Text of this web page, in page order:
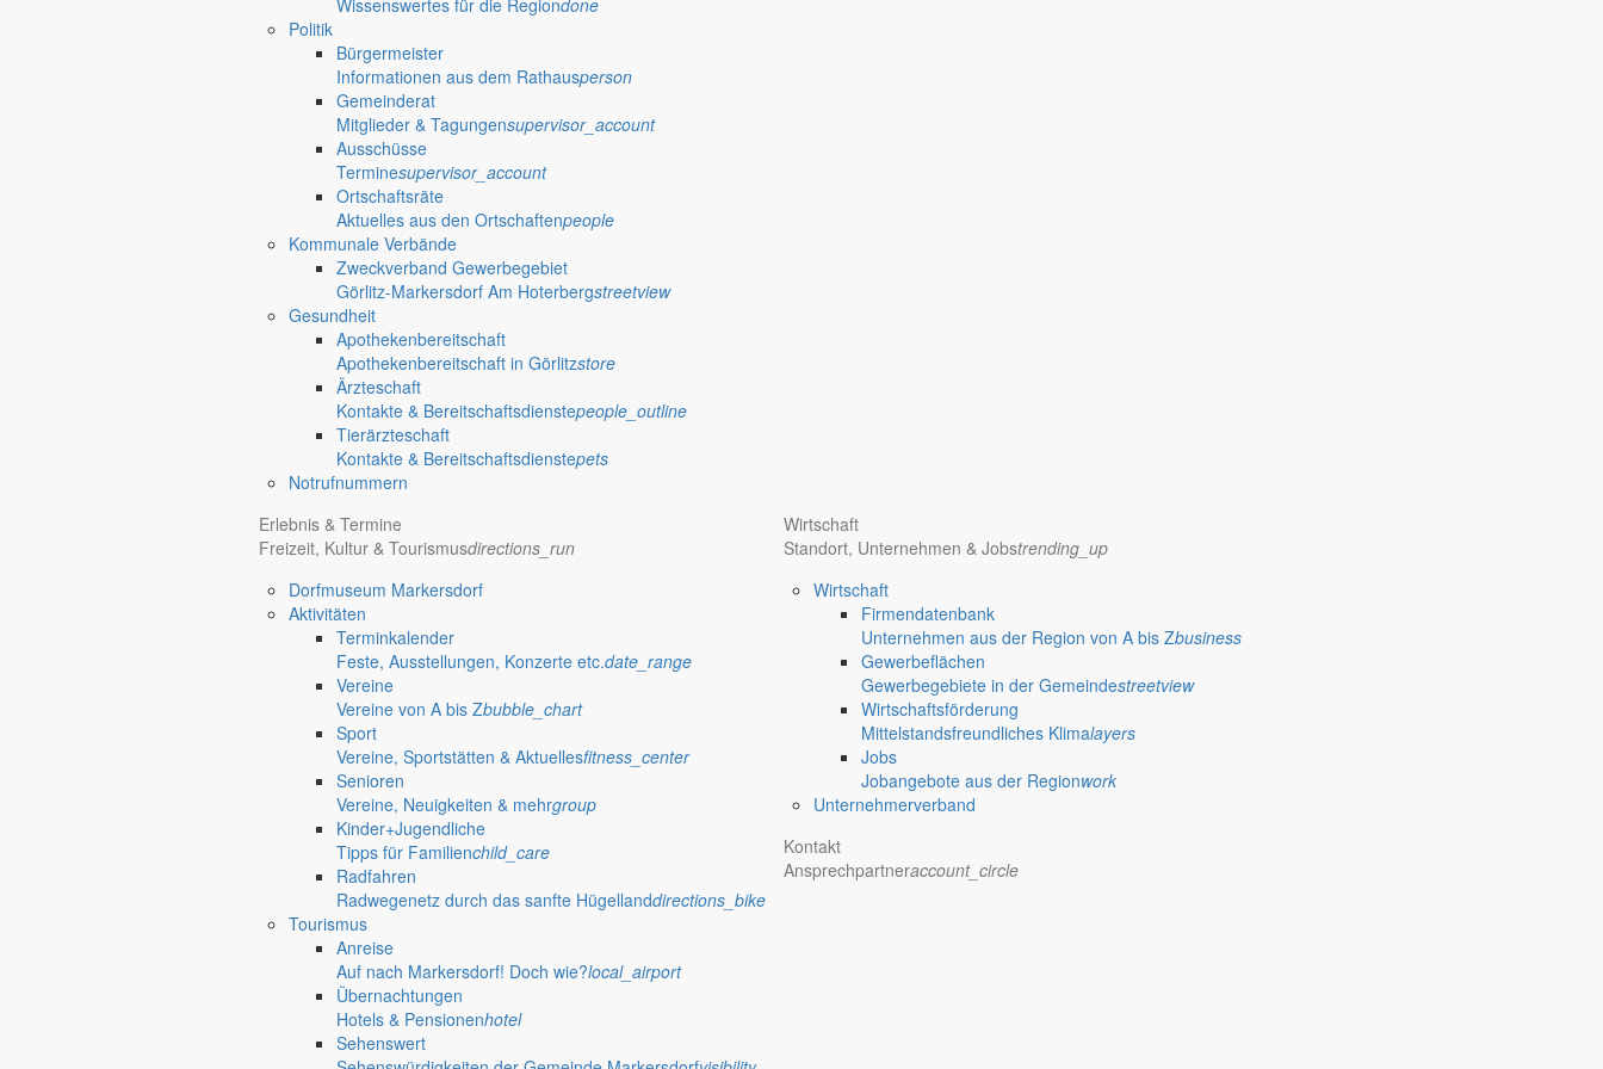
Wissenswertes für die Regiondone
Politik
Bürgermeister
Informationen aus dem Rathausperson
Gemeinderat
Mitglieder & Tagungensupervisor_account
Ausschüsse
Terminesupervisor_account
Ortschaftsräte
Aktuelles aus den Ortschaftenpeople
Kommunale Verbände
Zweckverband Gewerbegebiet
Görlitz-Markersdorf Am Hoterbergstreetview
Gesundheit
Apothekenbereitschaft
Apothekenbereitschaft in Görlitzstore
Ärzteschaft
Kontakte & Bereitschaftsdienstepeople_outline
Tierärzteschaft
Kontakte & Bereitschaftsdienstepets
Notrufnummern
Erlebnis & Termine
Freizeit, Kultur & Tourismusdirections_run
Dorfmuseum Markersdorf
Aktivitäten
Terminkalender
Feste, Ausstellungen, Konzerte etc.date_range
Vereine
Vereine von A bis Zbubble_chart
Sport
Vereine, Sportstätten & Aktuellesfitness_center
Senioren
Vereine, Neuigkeiten & mehrgroup
Kinder+Jugendliche
Tipps für Familienchild_care
Radfahren
Radwegenetz durch das sanfte Hügellanddirections_bike
Tourismus
Anreise
Auf nach Markersdorf! Doch wie?local_airport
Übernachtungen
Hotels & Pensionenhotel
Sehenswert
Wirtschaft
Standort, Unternehmen & Jobstrending_up
Wirtschaft
Firmendatenbank
Unternehmen aus der Region von A bis Zbusiness
Gewerbeflächen
Gewerbegebiete in der Gemeindestreetview
Wirtschaftsförderung
Mittelstandsfreundliches Klimalayers
Jobs
Jobangebote aus der Regionwork
Unternehmerverband
Kontakt
Ansprechpartneraccount_circle
Öffnungszeiten RathausGemeindeverwaltung Markersdorf
08:30 – 11:30 Uhr und 14:00 – 18:00 Uhr
08:30 – 11:30 Uhr und 14:00 – 17:00 Uhr
Außerhalb der Öffnungszeiten können Termine vereinbart werden.
E-Mail: sekretariat@gemeinde-markersdorf.de
Aktuelles aus dem Rathaus